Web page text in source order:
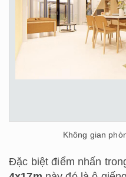
Không gian
Đặc biệt điểm nhấn